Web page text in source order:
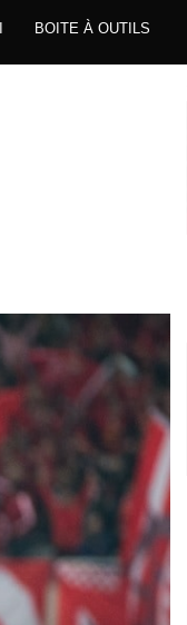
BOITE À OUTILS